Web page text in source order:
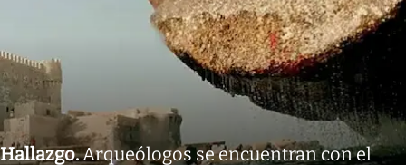
Hallazgo.Arqueólogos se encuentran con el